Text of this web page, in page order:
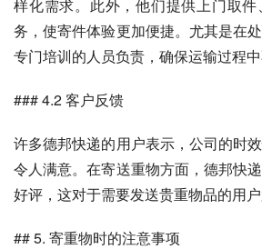
样化需求。此外，他们提供上门取
务，使寄件体验更加便捷。尤其是在
专门培训的人员负责，确保运输过程中
### 4.2 客户反馈
许多德邦快递的用户表示，公司的时
令人满意。在寄送重物方面，德邦快
好评，这对于需要发送贵重物品的用户
## 5. 寄重物时的注意事项